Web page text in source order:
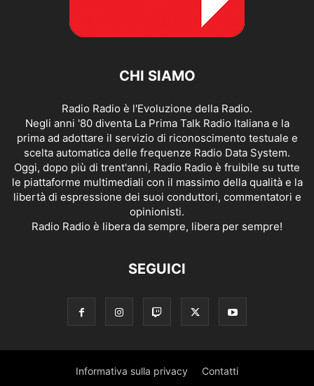
CHI SIAMO
Radio Radio è l'Evoluzione della Radio.
Negli anni '80 diventa La Prima Talk Radio Italiana e la
prima ad adottare il servizio di riconoscimento testuale e
scelta automatica delle frequenze Radio Data System.
Oggi, dopo più di trent'anni, Radio Radio è fruibile su tutte
le piattaforme multimediali con il massimo della qualità e la
libertà di espressione dei suoi conduttori, commentatori e
opinionisti.
Radio Radio è libera da sempre, libera per sempre!
SEGUICI
Informativa sulla privacy Contatti